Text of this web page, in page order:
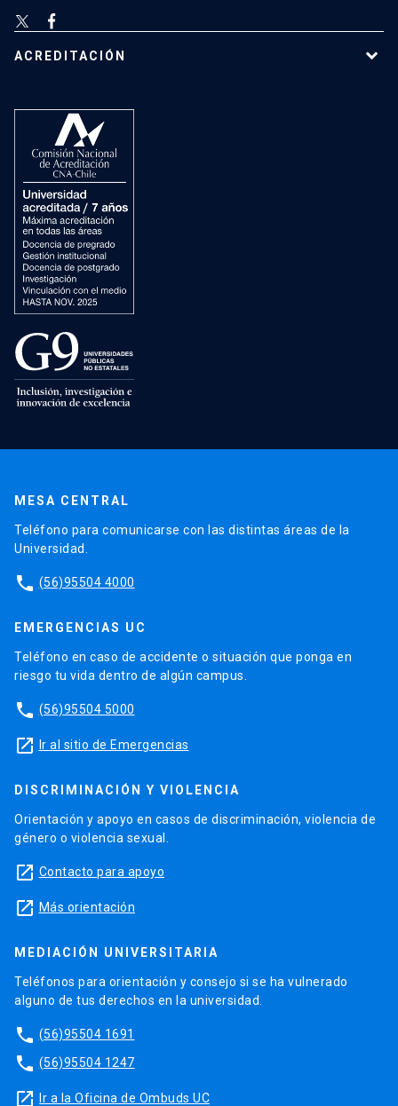
ACREDITACIÓN
MESA CENTRAL
Teléfono para comunicarse con las distintas áreas de la
Universidad.
phone (56)95504 4000
EMERGENCIAS UC
Teléfono en caso de accidente o situación que ponga en
riesgo tu vida dentro de algún campus.
phone (56)95504 5000
launch Ir al sitio de Emergencias
DISCRIMINACIÓN Y VIOLENCIA
Orientación y apoyo en casos de discriminación, violencia de
género o violencia sexual.
launch Contacto para apoyo
launch Más orientación
MEDIACIÓN UNIVERSITARIA
Teléfonos para orientación y consejo si se ha vulnerado
alguno de tus derechos en la universidad.
phone (56)95504 1691
phone (56)95504 1247
launch Ir a la Oficina de Ombuds UC